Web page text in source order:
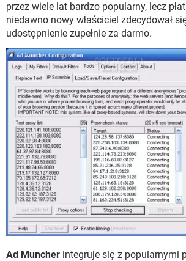
przez wiele lat bardzo popularny, lecz
niedawno nowy właściciel zdecydował
udostępnienie zupełnie za darmo.
Ad Muncher integruje się z popularnymi